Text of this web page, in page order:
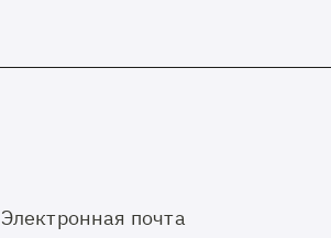
Электронная почта